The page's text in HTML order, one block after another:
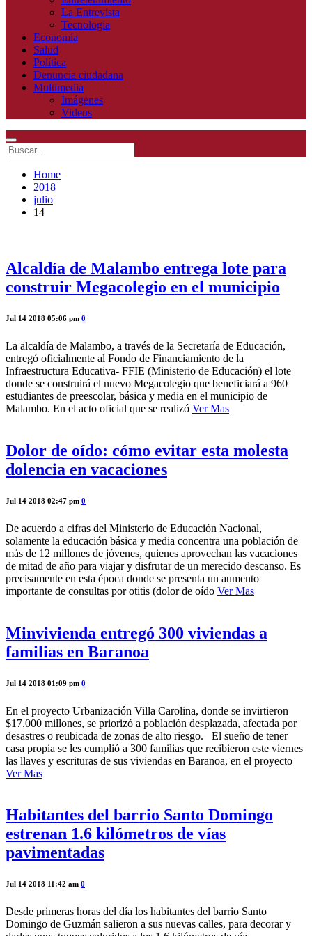
La Entrevista
Tecnologia
Economía
Salud
Política
Denuncia ciudadana
Multimedia
Imágenes
Videos
Home
2018
julio
14
Alcaldía de Malambo entrega lote para
construir Megacolegio en el municipio
Jul 14 2018 05:06 pm 0
La alcaldía de Malambo, a través de la Secretaría de Educación,
entregó oficialmente al Fondo de Financiamiento de la
Infraestructura Educativa- FFIE (Ministerio de Educación) el lote
donde se construirá el nuevo Megacolegio que beneficiará a 960
estudiantes de preescolar, básica y media en el municipio de
Malambo. En el acto oficial que se realizó Ver Mas
Dolor de oído: cómo evitar esta molesta
dolencia en vacaciones
Jul 14 2018 02:47 pm 0
De acuerdo a cifras del Ministerio de Educación Nacional,
solamente la educación básica y media concentra una población de
más de 12 millones de jóvenes, quienes aprovechan las vacaciones
de mitad de año para viajar y disfrutar de un merecido descanso. Es
precisamente en esta época donde se presenta un aumento
importante de consultas por otitis (dolor de oído Ver Mas
Minvivienda entregó 300 viviendas a
familias en Baranoa
Jul 14 2018 01:09 pm 0
En el proyecto Urbanización Villa Carolina, donde se invirtieron
$17.000 millones, se priorizó a población desplazada, afectada por
desastres o reubicada de zonas de alto riesgo. El sueño de tener
casa propia se les cumplió a 300 familias que recibieron este viernes
las llaves y escrituras de sus viviendas en Baranoa, en el proyecto
Ver Mas
Habitantes del barrio Santo Domingo
estrenan 1.6 kilómetros de vías
pavimentadas
Jul 14 2018 11:42 am 0
Desde primeras horas del día los habitantes del barrio Santo
Domingo de Guzmán salieron a sus nuevas calles, para decorar y